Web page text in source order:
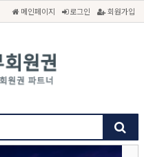
메인페이지 로그인 회원가입